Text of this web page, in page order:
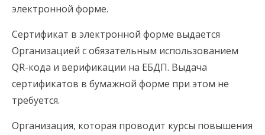
электронной форме.
Сертификат в электронной форме выдается
Организацией с обязательным использованием
QR-кода и верификации на ЕБДП. Выдача
сертификатов в бумажной форме при этом не
требуется.
Организация, которая проводит курсы повышения